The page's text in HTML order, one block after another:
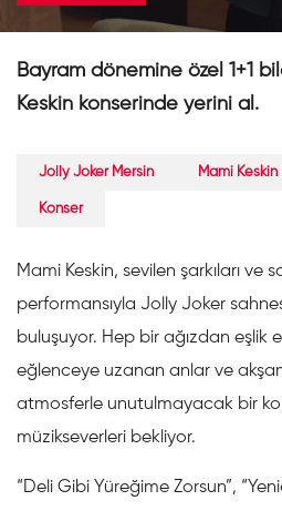
Bayram dönemine özel 1+1
Keskin konserinde yerini al.
Jolly Joker Mersin Mami Keskin
Konser
Mami Keskin, sevilen şarkıları ve
performansıyla Jolly Joker
buluşuyor. Hep bir ağızdan eşlik
eğlenceye uzanan anlar ve
atmosferle unutulmayacak bir
müzikseverleri bekliyor.
“Deli Gibi Yüreğime Zorsun”,